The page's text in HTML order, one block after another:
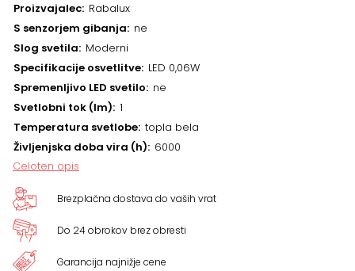
Proizvajalec Rabalux
S senzorjem gibanja ne
Slog svetila Moderni
Specifikacije osvetlitve LED 0,06W
Spremenljivo LED svetilo ne
Svetlobni tok (lm) 1
Temperatura svetlobe topla bela
Življenjska doba vira (h) 6000
Celoten opis
Brezplačna dostava do vaših vrat
Do 24 obrokov brez obresti
Garancija najnižje cene